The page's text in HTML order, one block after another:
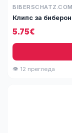
BIBERSCHATZ.COM
Клипс за
5.75€
👁 12 прегледа